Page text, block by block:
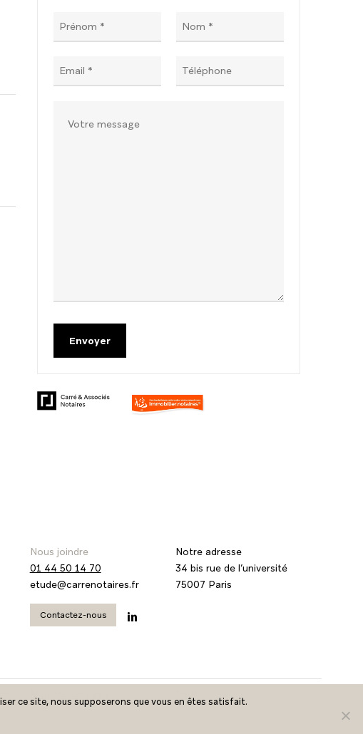
Nous joindre
01 44 50 14 70
etude@carrenotaires.fr
Contactez-nous
Notre adresse
34 bis rue de l’université
75007 Paris
ce site, nous supposerons que vous en êtes satisfait.